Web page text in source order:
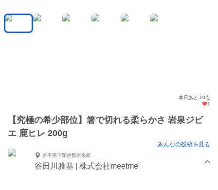
本日あと 10点
1
【究極の希少部位】箸で切れる柔らかさ 岩泉ジビ
エ 鹿ヒレ 200g
みんなの投稿を見る
岩手県下閉伊郡岩泉町
谷田川雅基 | 株式会社meetme